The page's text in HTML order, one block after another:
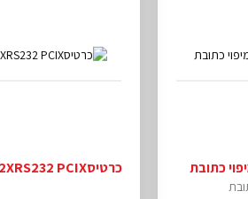
כרטיס2XRS232 PCIX+אספקת מתח